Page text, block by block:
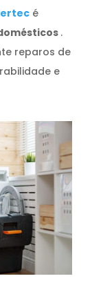
é
.
reparos de
e